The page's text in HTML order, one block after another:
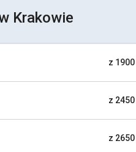
Krakowie
z 1900
z 2450
z 2650